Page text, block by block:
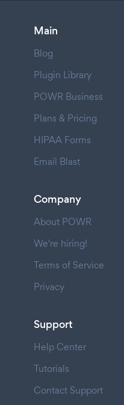
Main
Blog
Plugin Library
POWR Business
Plans & Pricing
HIPAA Forms
Email Blast
Company
About POWR
We're hiring!
Terms of Service
Privacy
Support
Help Center
Tutorials
Contact Support